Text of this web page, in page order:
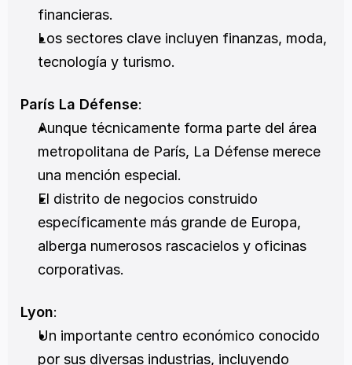
financieras.
Los sectores clave incluyen finanzas, moda,
tecnología y turismo.
París La Défense:
Aunque técnicamente forma parte del área
metropolitana de París, La Défense merece
una mención especial.
El distrito de negocios construido
específicamente más grande de Europa,
alberga numerosos rascacielos y oficinas
corporativas.
Lyon:
Un importante centro económico conocido
por sus diversas industrias, incluyendo